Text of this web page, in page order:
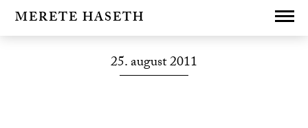
MERETE HASETH
25. august 2011